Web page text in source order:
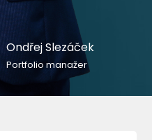
Ondřej Slezáček
Portfolio manažer